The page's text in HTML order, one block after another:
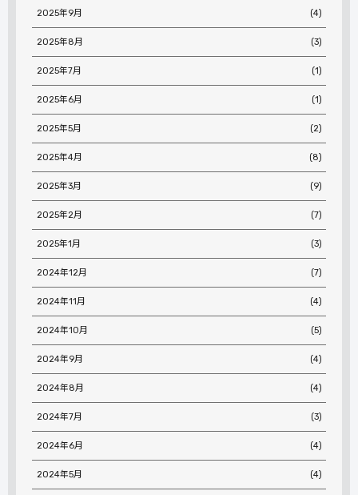
2025年9月 (4)
2025年8月 (3)
2025年7月 (1)
2025年6月 (1)
2025年5月 (2)
2025年4月 (8)
2025年3月 (9)
2025年2月 (7)
2025年1月 (3)
2024年12月 (7)
2024年11月 (4)
2024年10月 (5)
2024年9月 (4)
2024年8月 (4)
2024年7月 (3)
2024年6月 (4)
2024年5月 (4)